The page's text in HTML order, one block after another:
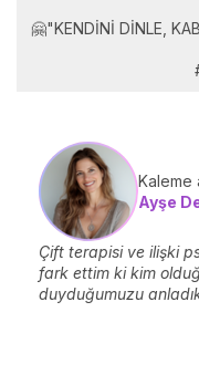
🤗"KENDİNİ DİNLE,
Kaleme
Ayşe
Çift terapisi ve ilişki
fark ettim ki kim
duyduğumuzu